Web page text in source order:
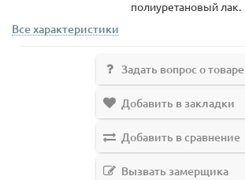
полиуретановый лак.
Все характеристики
Задать вопрос о товаре
Добавить в закладки
Добавить в сравнение
Вызвать замерщика